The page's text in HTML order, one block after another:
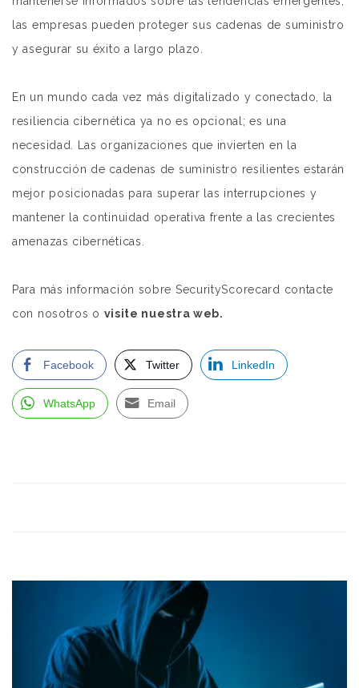
las empresas pueden proteger sus cadenas de suministro
y asegurar su éxito a largo plazo.
En un mundo cada vez más digitalizado y conectado, la
resiliencia cibernética ya no es opcional; es una
necesidad. Las organizaciones que invierten en la
construcción de cadenas de suministro resilientes estarán
mejor posicionadas para superar las interrupciones y
mantener la continuidad operativa frente a las crecientes
amenazas cibernéticas.
Para más información sobre SecurityScorecard contacte
con nosotros o visite nuestra web.
Facebook Twitter LinkedIn
WhatsApp Email